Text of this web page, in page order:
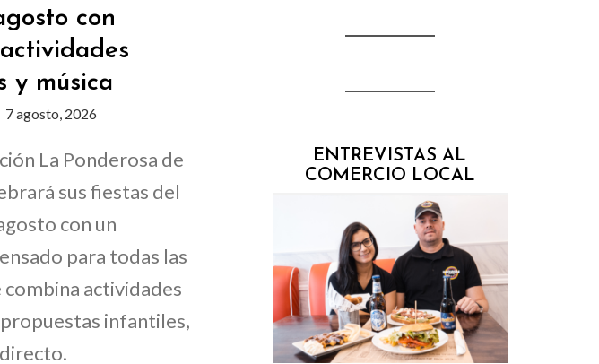
con
y música
7 agosto, 2026
La Ponderosa de
sus fiestas del
con un
para todas las
combina actividades
infantiles,
ENTREVISTAS AL
COMERCIO LOCAL